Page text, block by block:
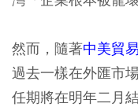
然而，隨著中美貿易
過去一樣在外匯市
任期將在明年二月